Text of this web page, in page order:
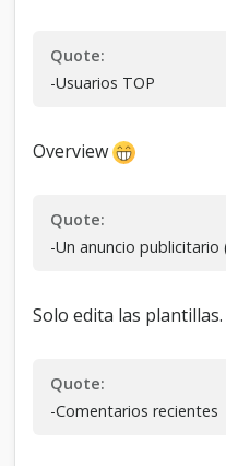
Quote:
-Usuarios TOP
Overview
Quote:
-Un anuncio publicitario
Solo edita las plantillas.
Quote:
-Comentarios recientes